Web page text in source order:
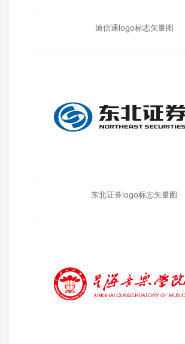
迪信通logo标志矢量图
东北证券logo标志矢量图